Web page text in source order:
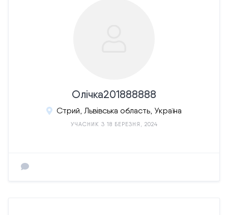
Олічка201888888
Стрий, Львівська область, Україна
УЧАСНИК З 18 БЕРЕЗНЯ, 2024